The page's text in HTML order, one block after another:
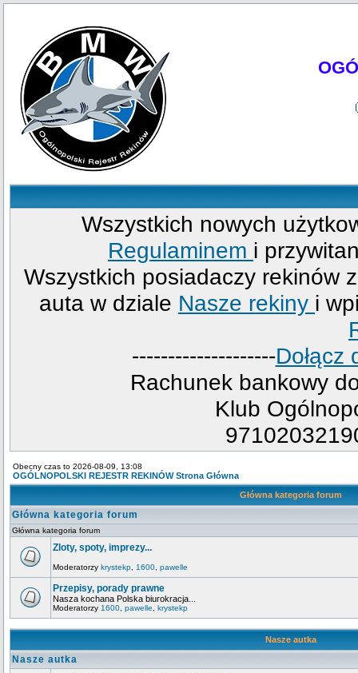
Wszystkich nowych
Regulaminem i
Wszystkich posiadaczy rekinów
auta w dziale Nasze rekiny i
--------------------
Rachunek bankowy
Klub
Obecny czas to 2026-08-09, 13:08
OGÓLNOPOLSKI REJESTR REKINÓW Strona Główna
Główna kategoria forum
Główna kategoria forum
Główna kategoria forum
Zloty, spoty, imprezy...
Moderatorzy krystekp 1600 pawelle
Przepisy, porady prawne
Nasza kochana Polska biurokracja...
Moderatorzy 1600 pawelle krystekp
Nasze autka
Nasze autka